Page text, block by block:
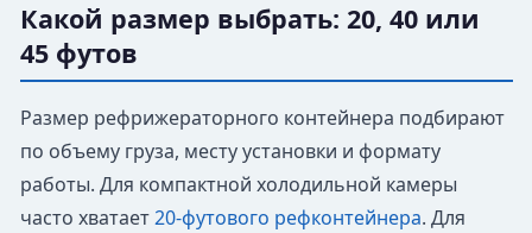
Какой размер выбрать: 20, 40 или
45 футов
Размер рефрижераторного контейнера подбирают
по объему груза, месту установки и формату
работы. Для компактной холодильной камеры
часто хватает20-футового рефконтейнера. Для